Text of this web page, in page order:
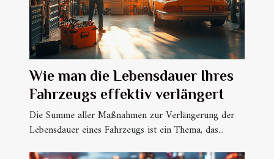
Wie man die Lebensdauer Ihres
Fahrzeugs effektiv verlängert
Die Summe aller Maßnahmen zur Verlängerung der
Lebensdauer eines Fahrzeugs ist ein Thema, das...